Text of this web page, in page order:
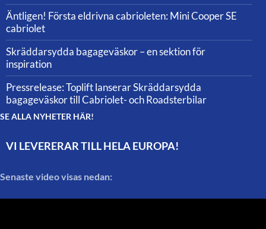
Äntligen! Första eldrivna cabrioleten: Mini Cooper SE
cabriolet
Skräddarsydda bagageväskor – en sektion för
inspiration
Pressrelease: Toplift lanserar Skräddarsydda
bagageväskor till Cabriolet- och Roadsterbilar
SE ALLA NYHETER HÄR!
VI LEVERERAR TILL HELA EUROPA!
Senaste video visas nedan: